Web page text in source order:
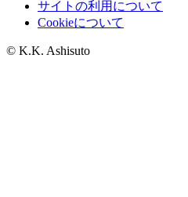
サイトの利用について
Cookieについて
© K.K. Ashisuto